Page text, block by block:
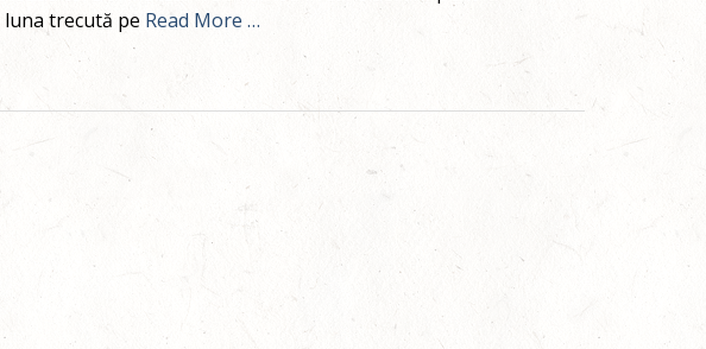
trecută pe Read More …